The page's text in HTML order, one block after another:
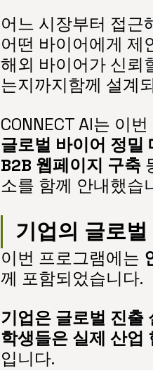
어느 시장부터 접근
어떤 바이어에게 제
해외 바이어가 신뢰
는지까지함께 설계
CONNECT AI는 이
글로벌 바이어 정밀
B2B 웹페이지 구축
소를 함께 안내했습
기업의 글로
이번 프로그램에는
께 포함되었습니다.
기업은 글로벌 진출
학생들은 실제 산업
입니다.